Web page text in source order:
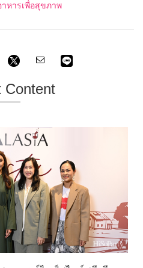
าหารเพื่อสุขภาพ
Content